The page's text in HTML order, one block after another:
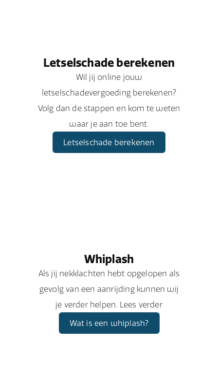
Letselschade berekenen
Wil jij online jouw
letselschadevergoeding berekenen?
Volg dan de stappen en kom te weten
waar je aan toe bent.
Letselschade berekenen
Whiplash
Als jij nekklachten hebt opgelopen als
gevolg van een aanrijding kunnen wij
je verder helpen. Lees verder
Wat is een whiplash?